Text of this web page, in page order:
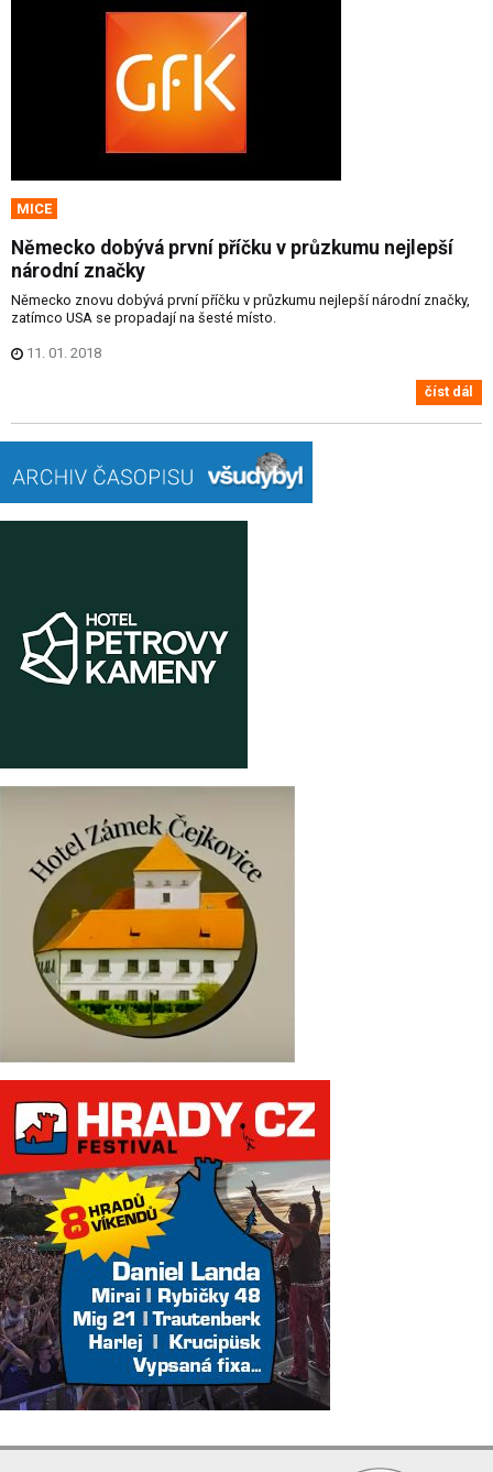
MICE
Německo dobývá první příčku v průzkumu nejlepší
národní značky
Německo znovu dobývá první příčku v průzkumu nejlepší národní značky,
zatímco USA se propadají na šesté místo.
11. 01. 2018
číst dál